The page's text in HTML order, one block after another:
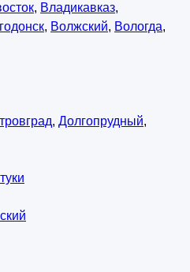
, Владикавказ,
, Волжский, Вологда,
, Долгопрудный,